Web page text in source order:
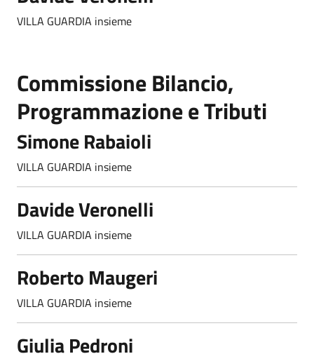
VILLA GUARDIA insieme
Commissione Bilancio,
Programmazione e Tributi
Simone Rabaioli
VILLA GUARDIA insieme
Davide Veronelli
VILLA GUARDIA insieme
Roberto Maugeri
VILLA GUARDIA insieme
Giulia Pedroni